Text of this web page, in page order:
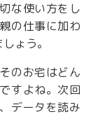
な使い方をし
の仕事に加わ
ょう。
のお宅はどん
すよね。次回
データを読み